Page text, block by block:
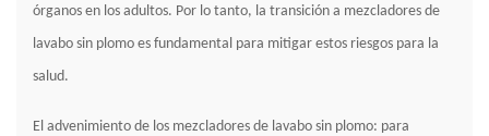
órganos en los adultos. Por lo tanto, la transición a mezcladores de
lavabo sin plomo es fundamental para mitigar estos riesgos para la
salud.
El advenimiento de los mezcladores de lavabo sin plomo: para